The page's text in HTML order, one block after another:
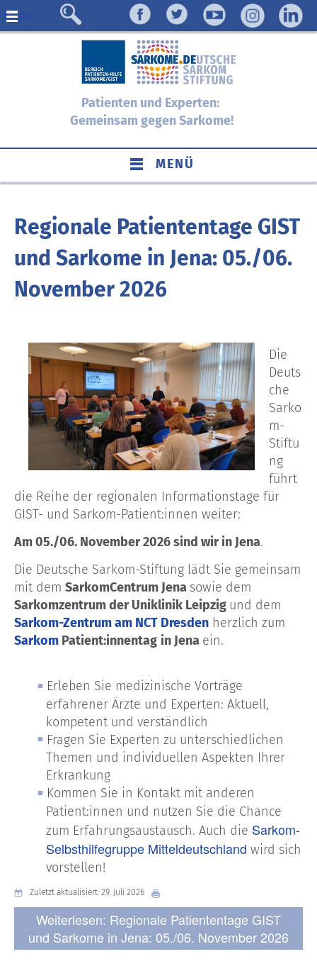
Menü
Patienten und Experten:
Gemeinsam gegen Sarkome!
MENÜ
Regionale Patiententage GIST
und Sarkome in Jena: 05./06.
November 2026
Die
Deuts
che
Sarko
m-
Stiftu
ng
führt
die Reihe der regionalen Informationstage für
GIST- und Sarkom-Patient:innen weiter:
Am 05./06. November 2026 sind wir in Jena.
Die Deutsche Sarkom-Stiftung lädt Sie gemeinsam
mit dem SarkomCentrum Jena sowie dem
Sarkomzentrum der Uniklinik Leipzig und dem
Sarkom-Zentrum am NCT Dresden herzlich zum
Sarkom Patient:innentag in Jena ein.
Erleben Sie medizinische Vorträge
erfahrener Ärzte und Experten: Aktuell,
kompetent und verständlich
Fragen Sie Experten zu unterschiedlichen
Themen und individuellen Aspekten Ihrer
Erkrankung
Kommen Sie in Kontakt mit anderen
Patient:innen und nutzen Sie die Chance
zum Erfahrungsaustausch. Auch die Sarkom-
Selbsthilfegruppe Mitteldeutschland wird sich
vorstellen!
Zuletzt aktualisiert: 29. Juli 2026
Weiterlesen: Regionale Patiententage GIST
und Sarkome in Jena: 05./06. November 2026